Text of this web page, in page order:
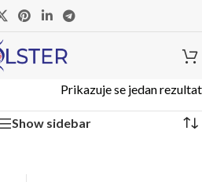
Prikazuje se jedan rezultat
Show sidebar